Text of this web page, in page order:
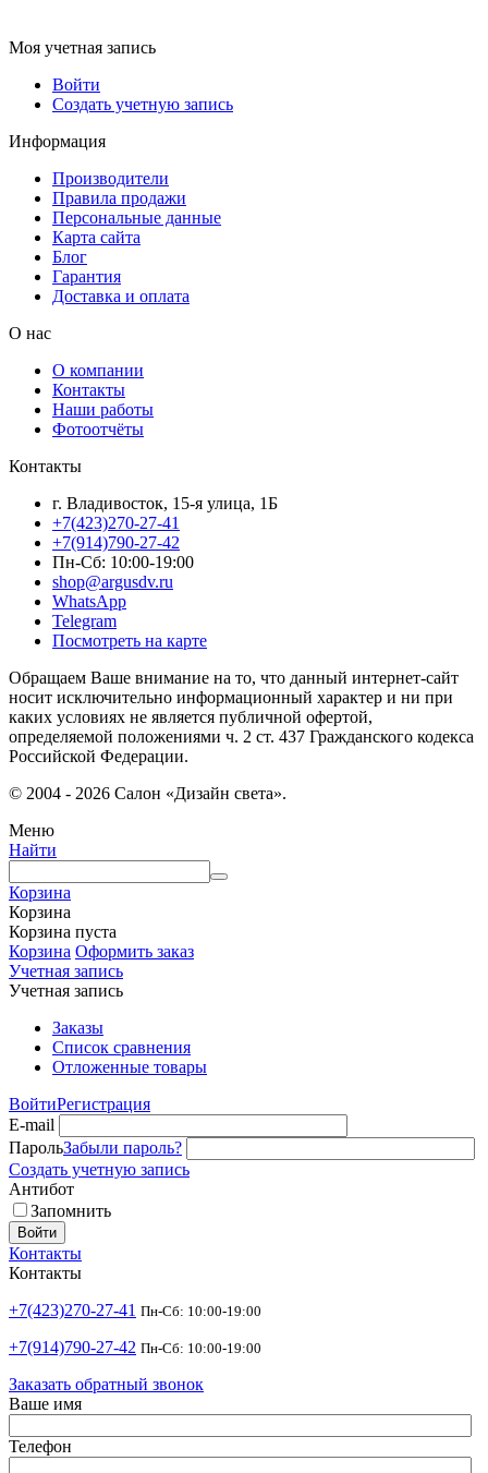
Моя учетная запись
Войти
Создать учетную запись
Информация
Производители
Правила продажи
Персональные данные
Карта сайта
Блог
Гарантия
Доставка и оплата
О нас
О компании
Контакты
Наши работы
Фотоотчёты
Контакты
г. Владивосток, 15-я улица, 1Б
+7(423)270-27-41
+7(914)790-27-42
Пн-Сб: 10:00-19:00
shop@argusdv.ru
WhatsApp
Telegram
Посмотреть на карте
Обращаем Ваше внимание на то, что данный интернет-сайт
носит исключительно информационный характер и ни при
каких условиях не является публичной офертой,
определяемой положениями ч. 2 ст. 437 Гражданского кодекса
Российской Федерации.
© 2004 - 2026 Салон «Дизайн света».
Меню
Найти
Корзина
Корзина
Корзина пуста
Корзина Оформить заказ
Учетная запись
Учетная запись
Заказы
Список сравнения
Отложенные товары
ВойтиРегистрация
E-mail
ПарольЗабыли пароль?
Создать учетную запись
Антибот
Запомнить
Войти
Контакты
Контакты
+7(423)270-27-41 Пн-Сб: 10:00-19:00
+7(914)790-27-42 Пн-Сб: 10:00-19:00
Заказать обратный звонок
Ваше имя
Телефон